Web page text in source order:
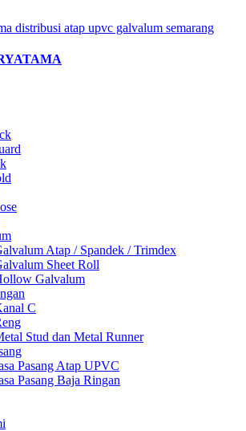
Atap / Spandek / Trimdex
Sheet Roll
Galvalum
C
Stud dan Metal Runner
Pasang Atap UPVC
Pasang Baja Ringan